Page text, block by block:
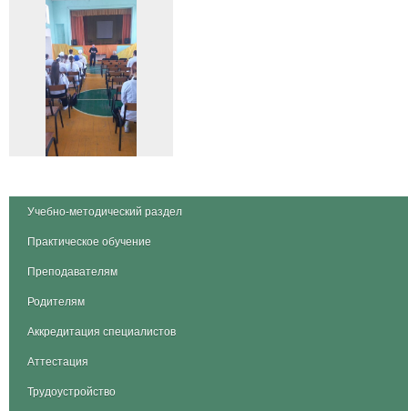
Учебно-методический раздел
Практическое обучение
Преподавателям
Родителям
Аккредитация специалистов
Аттестация
Трудоустройство